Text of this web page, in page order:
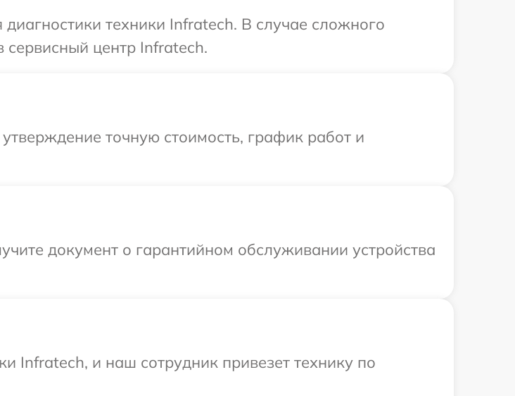
техники Infratech. В случае сложного
центр Infratech.
точную стоимость, график работ и
документ о гарантийном обслуживании устройства
и наш сотрудник привезет технику по